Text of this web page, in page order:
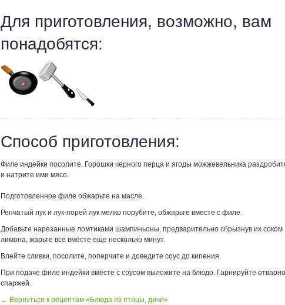
Для приготовления, возможно, вам
понадобятся:
Способ приготовления:
Филе индейки посолите. Горошки черного перца и ягоды можжевельника
и натрите ими мясо.
Подготовленное филе обжарьте на масле.
Репчатый лук и лук-порей лук мелко порубите, обжарьте вместе с филе.
Добавьте нарезанные ломтиками шампиньоны, предварительно сбрызнув их соком
лимона, жарьте все вместе еще несколько минут.
Влейте сливки, посолите, поперчите и доведите соус до кипения.
При подаче филе индейки вместе с соусом выложите на блюдо. Гарнируйте
спаржей.
← Вернуться к рецептам «Блюда из птицы, дичи»